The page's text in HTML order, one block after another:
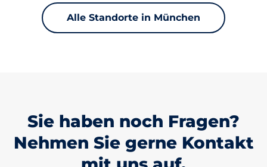
Alle Standorte in München
Sie haben noch Fragen?
Nehmen Sie gerne Kontakt